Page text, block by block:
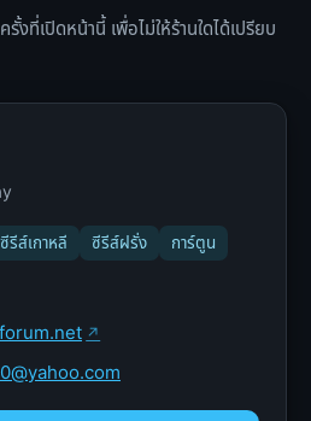
งที่เปิดหน้านี้ เพื่อไม่ให้ร้านใดได้เปรียบ
ซีรีส์เกาหลี ซีรีส์ฝรั่ง
การ์ตูน